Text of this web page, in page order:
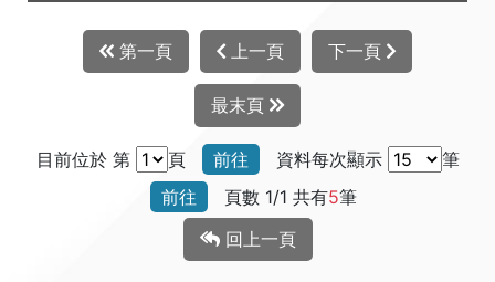
第一頁 上一頁 下一頁
最末頁
目前位於 第 頁 前往 資料每次顯示
筆
前往
頁數 1/1 共有5筆
回上一頁